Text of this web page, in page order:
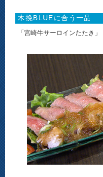
木挽BLUEに合う一品
「宮崎牛サーロインたたき」